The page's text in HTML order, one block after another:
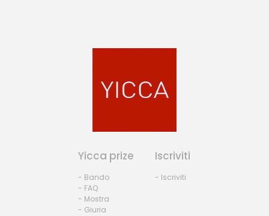
Yicca prize
- Bando
- FAQ
- Mostra
- Giuria
Iscriviti
- Iscriviti